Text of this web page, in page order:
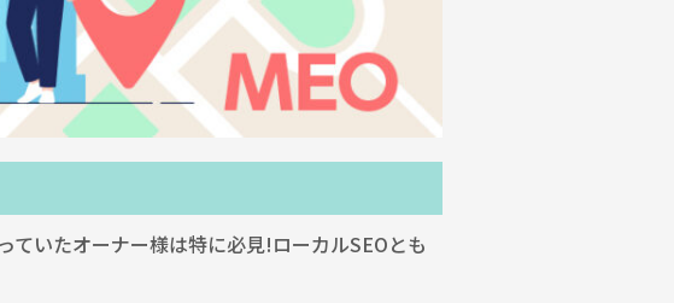
いたオーナー様は特に必見!ローカルSEOとも